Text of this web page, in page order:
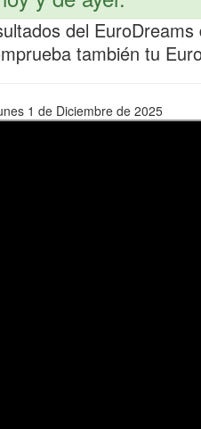
del
también tu
1 de Diciembre de 2025